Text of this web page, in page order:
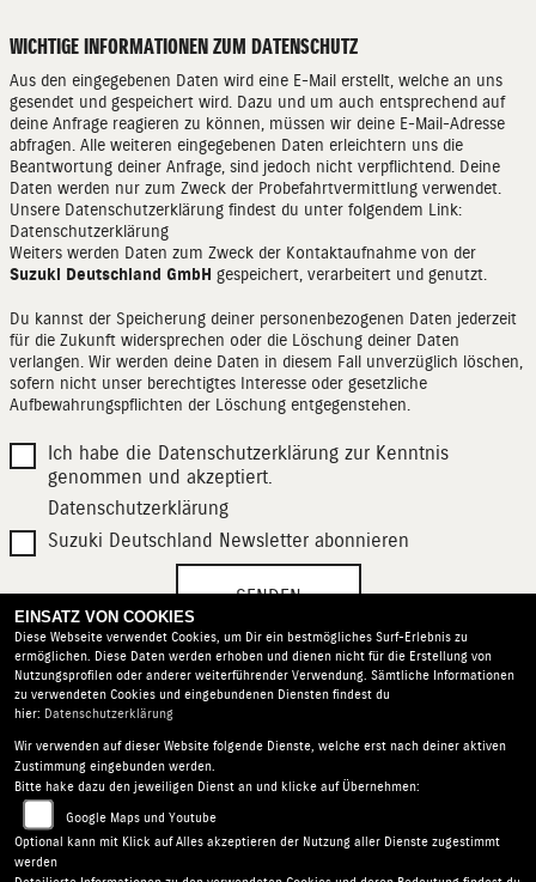
WICHTIGE INFORMATIONEN ZUM DATENSCHUTZ
Aus den eingegebenen Daten wird eine E-Mail erstellt, welche an uns
gesendet und gespeichert wird. Dazu und um auch entsprechend auf
deine Anfrage reagieren zu können, müssen wir deine E-Mail-Adresse
abfragen. Alle weiteren eingegebenen Daten erleichtern uns die
Beantwortung deiner Anfrage, sind jedoch nicht verpflichtend. Deine
Daten werden nur zum Zweck der Probefahrtvermittlung verwendet.
Unsere Datenschutzerklärung findest du unter folgendem Link:
Datenschutzerklärung
Weiters werden Daten zum Zweck der Kontaktaufnahme von der
Suzuki Deutschland GmbH gespeichert, verarbeitert und genutzt.
Du kannst der Speicherung deiner personenbezogenen Daten jederzeit
für die Zukunft widersprechen oder die Löschung deiner Daten
verlangen. Wir werden deine Daten in diesem Fall unverzüglich löschen,
sofern nicht unser berechtigtes Interesse oder gesetzliche
Aufbewahrungspflichten der Löschung entgegenstehen.
Ich habe die Datenschutzerklärung zur Kenntnis
genommen und akzeptiert.
Datenschutzerklärung
Suzuki Deutschland Newsletter abonnieren
SENDEN
Motorrad Center Nord |Hackelkamp 4 | 38667 Bad
Harzburg | Deutschland
AGB |Impressum
Barrierefreiheit |Batterieverordnung
EINSATZ VON COOKIES
Diese Webseite verwendet Cookies, um Dir ein bestmögliches Surf-Erlebnis zu
ermöglichen. Diese Daten werden erhoben und dienen nicht für die Erstellung von
Nutzungsprofilen oder anderer weiterführender Verwendung. Sämtliche Informationen
zu verwendeten Cookies und eingebundenen Diensten findest du
hier: Datenschutzerklärung
Wir verwenden auf dieser Website folgende Dienste, welche erst nach deiner aktiven
Zustimmung eingebunden werden.
Bitte hake dazu den jeweiligen Dienst an und klicke auf Übernehmen:
Google Maps und Youtube
Optional kann mit Klick auf Alles akzeptieren der Nutzung aller Dienste zugestimmt
werden